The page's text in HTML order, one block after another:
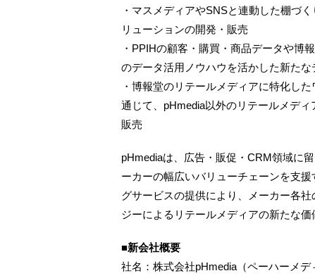
・マスメディアやSNSと連動した棚づ
リューションの開発・販売
・PPIHの顧客・購買・商品データや博
のデータ活用ノウハウを活かした新た
・博報堂のリテールメディアに特化し
通じて、pHmedia以外のリテールメデ
販売
pHmediaは、広告・販促・CRM領域に
ーカーの幅広いバリューチェーンを支
グサービスの提供により、メーカー各
ジーによるリテールメディアの新たな価
■新会社概要
社名：株式会社pHmedia（ペーハーメデ